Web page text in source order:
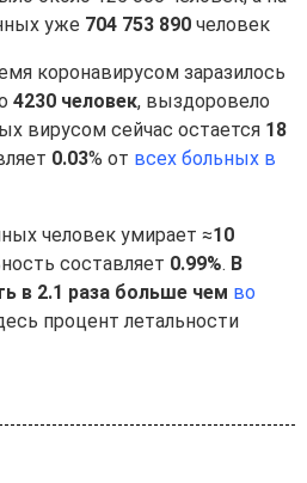
уже 704 753 890 человек
коронавирусом заразилось
4230 человек, выздоровело
вирусом сейчас остается 18
0.03% от всех больных в
человек умирает ≈10
составляет 0.99%. В
в 2.1 раза больше чем во
процент летальности